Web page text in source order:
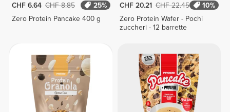
CHF 6.64 CHF 8.85
25%
Zero Protein Pancake 400 g
CHF 20.21 CHF 22.45
10%
Zero Protein Wafer - Pochi
zuccheri - 12 barrette